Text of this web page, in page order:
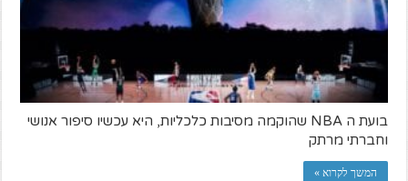
בועת ה NBA שהוקמה מסיבות כלכליות, היא עכשיו סיפור אנושי
וחברתי מרתק
המשך לקרוא »